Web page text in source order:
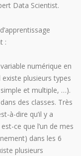
Data Scientist.
:
numérique en
existe plusieurs types
et multiple, …).
des classes. Très
à-dire qu’il y a
ce que l’un de mes
dans les 6
plusieurs